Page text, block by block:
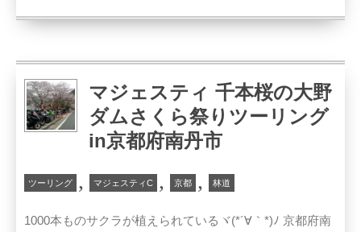
マジェスティ 千本桜の大野
ダムさくら祭りツーリング
in京都府南丹市
ツーリング , マジェスティC , 京都 , 林道
1000本ものサクラが植えられているヾ(*´∀｀*)ﾉ 京都府南